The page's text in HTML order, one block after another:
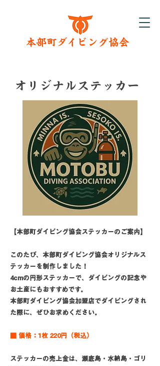
​本部町ダイビング協会
​オリジナルステッカー
【本部町ダイビング協会ステッカーのご案内】
このたび、本部町ダイビング協会オリジナルス
テッカーを制作しました！
4cmの円形ステッカーで、ダイビングの記念や
お土産にもおすすめです。
本部町ダイビング協会加盟店でダイビングされ
た際に、ぜひお求めください。
■ 価格：1枚 220円（税込）
ステッカーの売上金は、瀬底島・水納島・ゴリ